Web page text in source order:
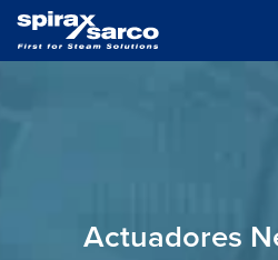
Actuadores